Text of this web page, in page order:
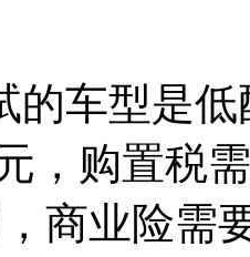
的车型是
，购置税
商业险需